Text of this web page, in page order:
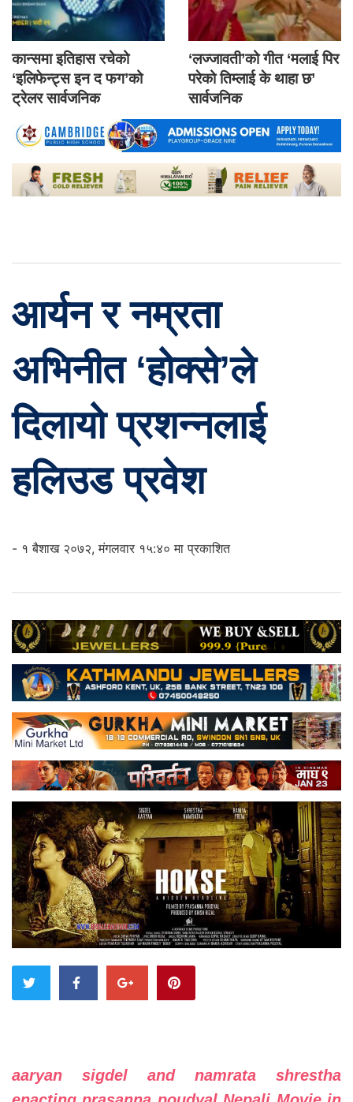
कान्समा इतिहास रचेको
‘इलिफेन्ट्स इन द फग’को
ट्रेलर सार्वजनिक
‘लज्जावती’को गीत ‘मलाई पिर
परेको तिम्लाई के थाहा छ’
सार्वजनिक
आर्यन र नम्रता
अभिनीत ‘होक्से’ले
दिलायो प्रशन्नलाई
हलिउड प्रवेश
- १ बैशाख २०७२, मंगलवार १५:४० मा प्रकाशित
aaryan sigdel and namrata shrestha